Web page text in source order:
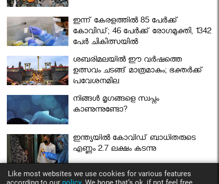
ഇന്ന് കേരളത്തിൽ 85 പേർക്ക്
കോവിഡ്; 46 പേർക്ക് രോഗമുക്തി, 1342
പേർ ചികിത്സയിൽ
ശബരിമലയില്‍ ഈ വർഷത്തെ
ഉത്സവം ചടങ്ങ് മാത്രമാകും; ഭക്തർക്ക്
പ്രവേശനമില്ല
നിങ്ങള്‍ മൃഗങ്ങളെ സ്വപ്നം
കാണുന്നുണ്ടോ?
ഇന്ത്യയിൽ കോവിഡ് ബാധിതരുടെ
എണ്ണം 2.7 ലക്ഷം കടന്നു
Like most websites we use cookies for various features